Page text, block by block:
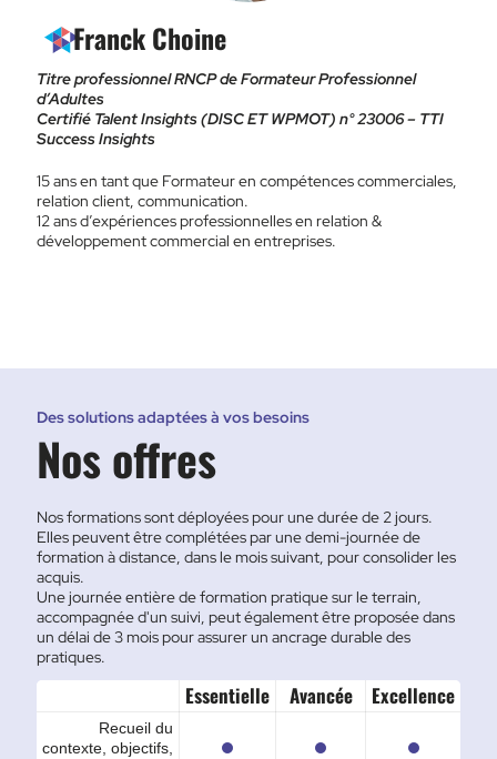
Franck Choine
Titre professionnel RNCP de Formateur Professionnel
d’Adultes
Certifié Talent Insights (DISC ET WPMOT) n° 23006 – TTI
Success Insights
15 ans en tant que Formateur en compétences commerciales,
relation client, communication.
12 ans d’expériences professionnelles en relation &
développement commercial en entreprises.
Des solutions adaptées à vos besoins
Nos offres
Nos formations sont déployées pour une durée de 2 jours.
Elles peuvent être complétées par une demi-journée de
formation à distance, dans le mois suivant, pour consolider les
acquis.
Une journée entière de formation pratique sur le terrain,
accompagnée d'un suivi, peut également être proposée dans
un délai de 3 mois pour assurer un ancrage durable des
pratiques.
Essentielle Avancée Excellence
Recueil du
contexte, objectifs,